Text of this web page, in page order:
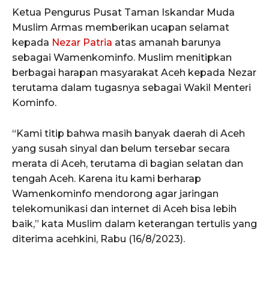
Ketua Pengurus Pusat Taman Iskandar Muda
Muslim Armas memberikan ucapan selamat
kepada Nezar Patria atas amanah barunya
sebagai Wamenkominfo. Muslim menitipkan
berbagai harapan masyarakat Aceh kepada Nezar
terutama dalam tugasnya sebagai Wakil Menteri
Kominfo.
“Kami titip bahwa masih banyak daerah di Aceh
yang susah sinyal dan belum tersebar secara
merata di Aceh, terutama di bagian selatan dan
tengah Aceh. Karena itu kami berharap
Wamenkominfo mendorong agar jaringan
telekomunikasi dan internet di Aceh bisa lebih
baik,” kata Muslim dalam keterangan tertulis yang
diterima acehkini, Rabu (16/8/2023).